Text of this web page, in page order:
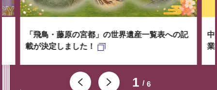
1 6
「飛鳥・藤原の宮都」の世界遺産一覧表への記
載が決定しました！
中
業